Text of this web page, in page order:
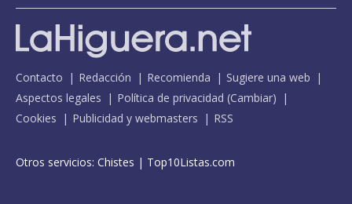
Contacto Redacción Recomienda
Sugiere una web
Aspectos legales
Política de privacidad (Cambiar)
Cookies
Publicidad y webmasters RSS
Otros servicios: Chistes | Top10Listas.com